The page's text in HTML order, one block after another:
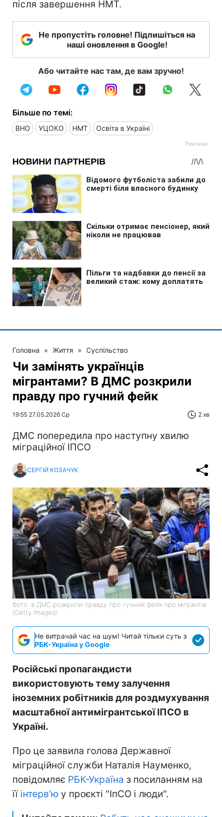
після завершення НМТ.
Не пропустіть головне! Підпишіться на
наші оновлення в Google!
Або читайте нас там, де вам зручно!
Більше по темі:
ВНО УЦОКО НМТ Освіта в Україні
Головна » Життя » Суспільство
Чи замінять українців
мігрантами? В ДМС розкрили
правду про гучний фейк
19:55 27.05.2026 Ср 2 хв
ДМС попередила про наступну хвилю
міграційної ІПСО
СЕРГІЙ КОЗАЧУК
Фото: в ДМС розкрили правду про гучний фейк про мігрантів
(Getty Images)
Не витрачай час на шум! Читай тільки суть з
РБК-Україна у Google
Російські пропагандисти
використовують тему залучення
іноземних робітників для роздмухування
масштабної антимігрантської ІПСО в
Україні.
Про це заявила голова Державної
міграційної служби Наталія Науменко,
повідомляє РБК-Україна з посиланням на
її інтерв’ю у проєкті "ІпСО і люди".